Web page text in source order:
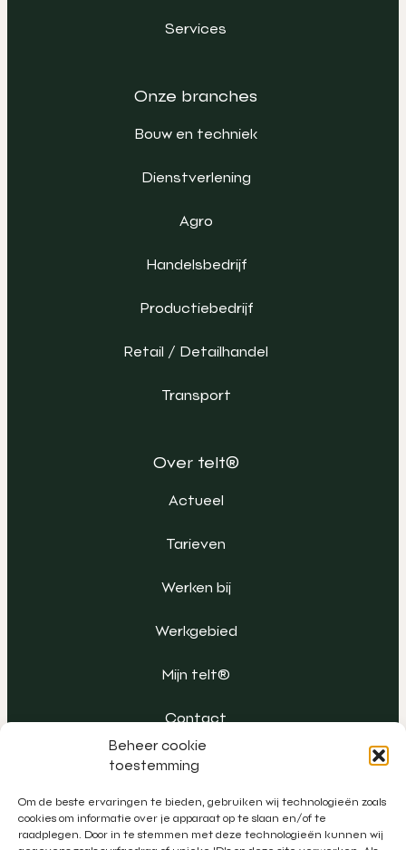
Beheer cookie
toestemming
Om de beste ervaringen te bieden, gebruiken wij technologieën zoals
cookies om informatie over je apparaat op te slaan en/of te
raadplegen. Door in te stemmen met deze technologieën kunnen wij
Services
Onze branches
Bouw en techniek
Dienstverlening
Agro
Handelsbedrijf
Productiebedrijf
Retail / Detailhandel
Transport
Over telt®
Actueel
Tarieven
Werken bij
Werkgebied
Mijn telt®
Contact